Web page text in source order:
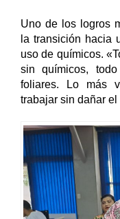
Uno de los logros
la transición hacia
uso de químicos.
sin químicos,
foliares. Lo más
trabajar sin dañar el